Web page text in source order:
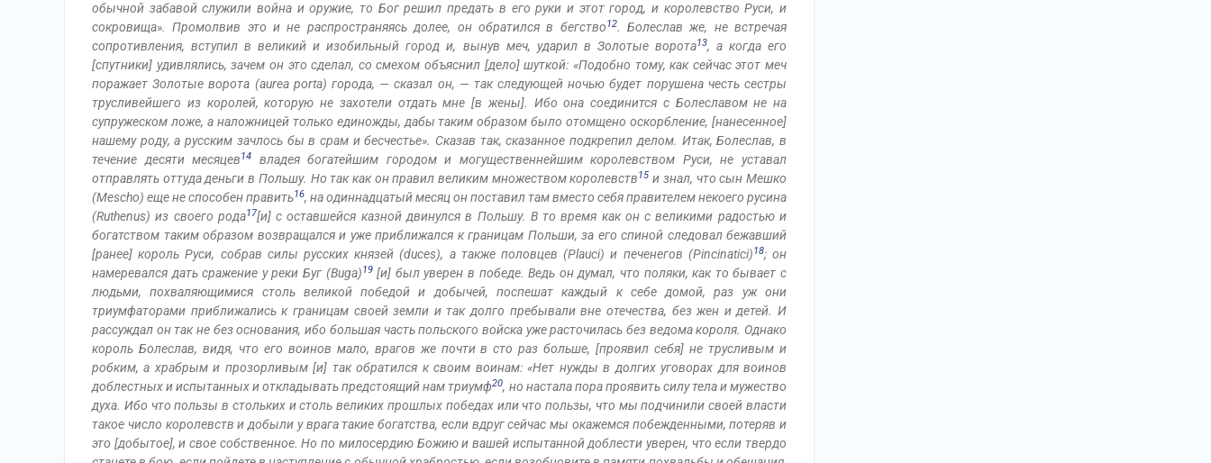
обычной забавой служили война и оружие, то Бог решил предать в его руки и этот город, и королевство Руси, и
сокровища». Промолвив это и не распространяясь долее, он обратился в бегство12. Болеслав же, не встречая
сопротивления, вступил в великий и изобильный город и, вынув меч, ударил в Золотые ворота13, а когда его
[спутники] удивлялись, зачем он это сделал, со смехом объяснил [дело] шуткой: «Подобно тому, как сейчас этот меч
поражает Золотые ворота (aurea porta) города, — сказал он, — так следующей ночью будет порушена честь сестры
трусливейшего из королей, которую не захотели отдать мне [в жены]. Ибо она соединится с Болеславом не на
супружеском ложе, а наложницей только единожды, дабы таким образом было отомщено оскорбление, [нанесенное]
нашему роду, а русским зачлось бы в срам и бесчестье». Сказав так, сказанное подкрепил делом. Итак, Болеслав, в
течение десяти месяцев14
владея богатейшим городом и могущественнейшим королевством Руси, не уставал
отправлять оттуда деньги в Польшу. Но так как он правил великим множеством королевств15 и знал, что сын Мешко
(Mescho) еще не способен править16, на одиннадцатый месяц он поставил там вместо себя правителем некоего русина
(Ruthenus) из своего рода17[и] с оставшейся казной двинулся в Польшу. В то время как он с великими радостью и
богатством таким образом возвращался и уже приближался к границам Польши, за его спиной следовал бежавший
[ранее] король Руси, собрав силы русских князей (duces), а также половцев (Plauci) и печенегов (Pincinatici)18; он
намеревался дать сражение у реки Буг (Buga)19[и] был уверен в победе. Ведь он думал, что поляки, как то бывает с
людьми, похваляющимися столь великой победой и добычей, поспешат каждый к себе домой, раз уж они
триумфаторами приближались к границам своей земли и так долго пребывали вне отечества, без жен и детей. И
рассуждал он так не без основания, ибо большая часть польского войска уже расточилась без ведома короля. Однако
король Болеслав, видя, что его воинов мало, врагов же почти в сто раз больше, [проявил себя] не трусливым и
робким, а храбрым и прозорливым [и] так обратился к своим воинам: «Нет нужды в долгих уговорах для воинов
доблестных и испытанных и откладывать предстоящий нам триумф20, но настала пора проявить силу тела и мужество
духа. Ибо что пользы в стольких и столь великих прошлых победах или что пользы, что мы подчинили своей власти
такое число королевств и добыли у врага такие богатства, если вдруг сейчас мы окажемся побежденными, потеряв и
это [добытое], и свое собственное. Но по милосердию Божию и вашей испытанной доблести уверен, что если твердо